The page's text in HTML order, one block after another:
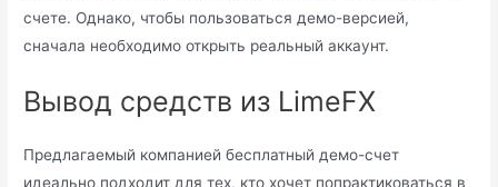
счете. Однако, чтобы пользоваться демо-версией,
сначала необходимо открыть реальный аккаунт.
Вывод средств из LimeFX
Предлагаемый компанией бесплатный демо-счет
идеально подходит для тех, кто хочет попрактиковаться в